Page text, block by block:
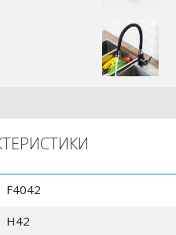
F4042
H42